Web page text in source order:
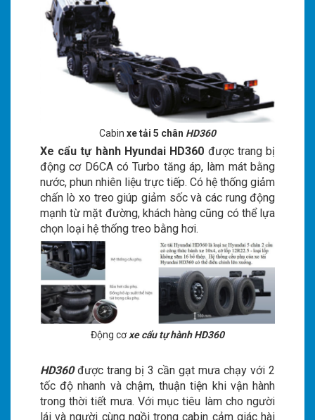
Cabin xe tải 5 chân HD360
Xe cẩu tự hành Hyundai HD360 được trang bị
động cơ D6CA có Turbo tăng áp, làm mát bằng
nước, phun nhiên liệu trực tiếp. Có hệ thống giảm
chấn lò xo treo giúp giảm sốc và các rung động
mạnh từ mặt đường, khách hàng cũng có thể lựa
chọn loại hệ thống treo bằng hơi.
Động cơ xe cẩu tự hànhHD360
HD360được trang bị 3 cần gạt mưa chạy với 2
tốc độ nhanh và chậm, thuận tiện khi vận hành
trong thời tiết mưa. Với mục tiêu làm cho người
lái và người cùng ngồi trong cabin cảm giác hài